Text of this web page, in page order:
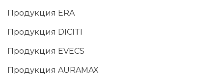
Продукция ERA
Продукция DICITI
Продукция EVECS
Продукция AURAMAX